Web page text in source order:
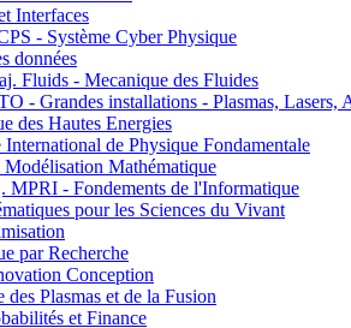
Interfaces
- Système Cyber Physique
données
Fluids - Mecanique des Fluides
- Grandes installations - Plasmas, Lasers,
des Hautes Energies
de Physique Fondamentale
Mathématique
- Fondements de l'Informatique
pour les Sciences du Vivant
par Recherche
Conception
Plasmas et de la Fusion
et Finance